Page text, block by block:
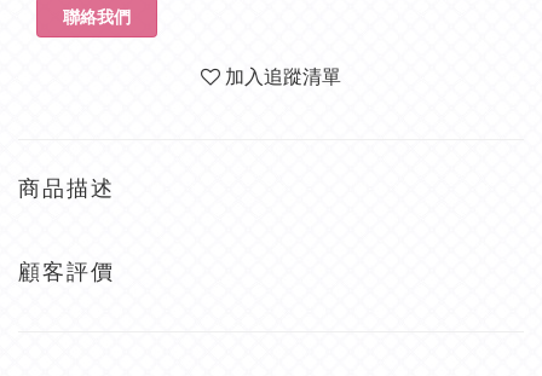
聯絡我們
加入追蹤清單
商品描述
顧客評價